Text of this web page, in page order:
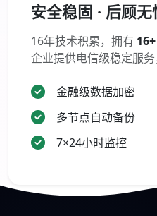
安全稳固 · 后顾无
16年技术积累，拥有 16+
企业提供电信级稳定服务
金融级数据加密
多节点自动备份
7×24小时监控